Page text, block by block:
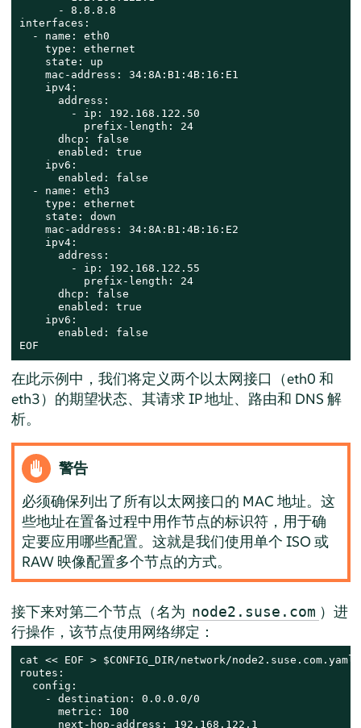
      - 8.8.8.8
interfaces:
  - name: eth0
    type: ethernet
    state: up
    mac-address: 34:8A:B1:4B:16:E1
    ipv4:
      address:
        - ip: 192.168.122.50
          prefix-length: 24
      dhcp: false
      enabled: true
    ipv6:
      enabled: false
  - name: eth3
    type: ethernet
    state: down
    mac-address: 34:8A:B1:4B:16:E2
    ipv4:
      address:
        - ip: 192.168.122.55
          prefix-length: 24
      dhcp: false
      enabled: true
    ipv6:
      enabled: false
EOF
在此示例中，我们将定义两个以太网接口（eth0 和
eth3）的期望状态、其请求 IP 地址、路由和 DNS 解
析。
警告
必须确保列出了所有以太网接口的 MAC 地址。这
些地址在置备过程中用作节点的标识符，用于确
定要应用哪些配置。这就是我们使用单个 ISO 或
RAW 映像配置多个节点的方式。
接下来对第二个节点（名为 node2.suse.com ）进
行操作，该节点使用网络绑定：
cat << EOF > $CONFIG_DIR/network/node2.suse.com.yaml
routes:
  config:
    - destination: 0.0.0.0/0
      metric: 100
      next-hop-address: 192.168.122.1